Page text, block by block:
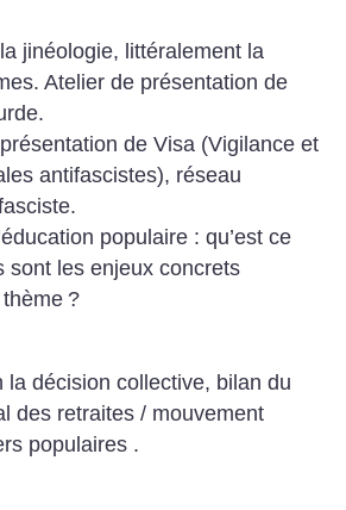
jinéologie, littéralement la
Atelier de présentation de
de Visa (Vigilance et
antifascistes), réseau
populaire : qu’est ce
sont les enjeux concrets
?
la décision collective, bilan du
des retraites / mouvement
populaires .